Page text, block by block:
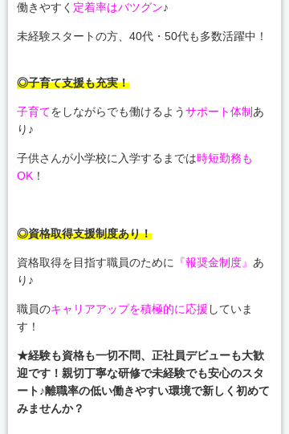
働きやすく 定着率はバツグン♪
未経験スタートの方、40代・50代も多数活躍中！
◎子育て支援も充実！
子育てをしながらでも働けるようサポート体制あ
り♪
子供さんが小学校に入学するまでは時短勤務も
OK ！
◎資格取得支援制度あり！
資格取得を目指す職員のために 『報奨金制度』あ
り♪
職員のキャリアアップを積極的に応援 していま
す！
★経験も資格も一切不問、正社員デビューも大歓
迎です！親切丁寧な研修で未経験でも安心のスタ
ート♪離職率の低い働きやすい環境で新しく初めて
みませんか？